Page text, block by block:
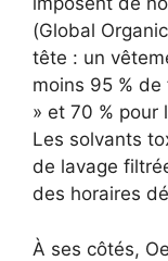
(Global
tête : un
moins 95 %
» et 70 % pour
Les solvants
de lavage
des horaires
À ses côtés,